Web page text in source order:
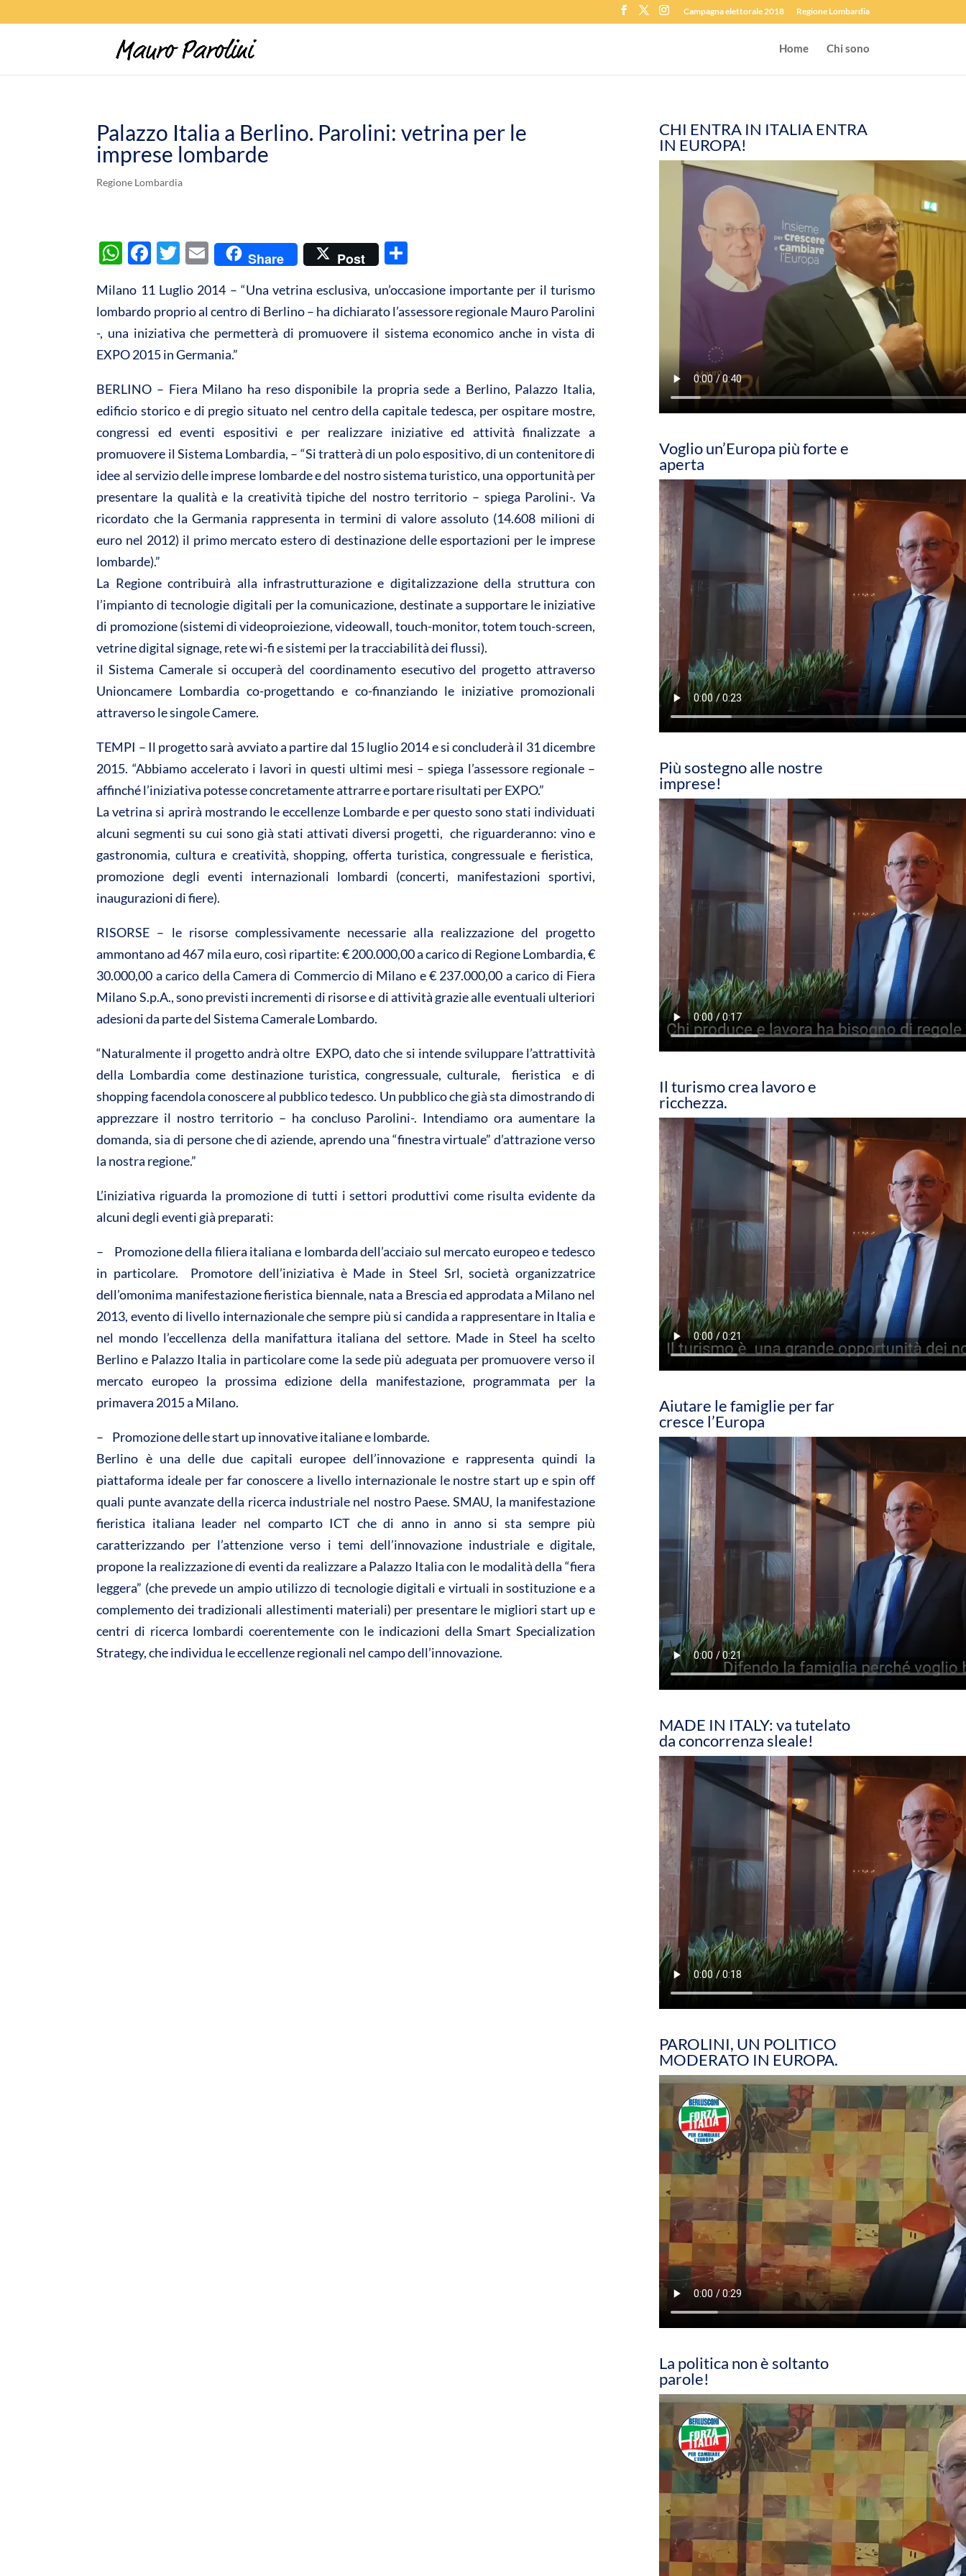
Campagna elettorale 2018 Regione Lombardia
Home Chi sono
Palazzo Italia a Berlino. Parolini: vetrina per le
imprese lombarde
Regione Lombardia
W
at
s
A
p
p
F
e
b
o
o
k
T
itt
er
E
ail
Share Post
n
di
vi
Milano 11 Luglio 2014 – “Una vetrina esclusiva, un’occasione importante per il turismo
lombardo proprio al centro di Berlino – ha dichiarato l’assessore regionale Mauro Parolini
-, una iniziativa che permetterà di promuovere il sistema economico anche in vista di
EXPO 2015 in Germania.”
BERLINO – Fiera Milano ha reso disponibile la propria sede a Berlino, Palazzo Italia,
edificio storico e di pregio situato nel centro della capitale tedesca, per ospitare mostre,
congressi ed eventi espositivi e per realizzare iniziative ed attività finalizzate a
promuovere il Sistema Lombardia, – “Si tratterà di un polo espositivo, di un contenitore di
idee al servizio delle imprese lombarde e del nostro sistema turistico, una opportunità per
presentare la qualità e la creatività tipiche del nostro territorio – spiega Parolini-. Va
ricordato che la Germania rappresenta in termini di valore assoluto (14.608 milioni di
euro nel 2012) il primo mercato estero di destinazione delle esportazioni per le imprese
lombarde).”
La Regione contribuirà alla infrastrutturazione e digitalizzazione della struttura con
l’impianto di tecnologie digitali per la comunicazione, destinate a supportare le iniziative
di promozione (sistemi di videoproiezione, videowall, touch-monitor, totem touch-screen,
vetrine digital signage, rete wi-fi e sistemi per la tracciabilità dei flussi).
il Sistema Camerale si occuperà del coordinamento esecutivo del progetto attraverso
Unioncamere Lombardia co-progettando e co-finanziando le iniziative promozionali
attraverso le singole Camere.
TEMPI – Il progetto sarà avviato a partire dal 15 luglio 2014 e si concluderà il 31 dicembre
2015. “Abbiamo accelerato i lavori in questi ultimi mesi – spiega l’assessore regionale –
affinché l’iniziativa potesse concretamente attrarre e portare risultati per EXPO.”
La vetrina si aprirà mostrando le eccellenze Lombarde e per questo sono stati individuati
alcuni segmenti su cui sono già stati attivati diversi progetti, che riguarderanno: vino e
gastronomia, cultura e creatività, shopping, offerta turistica, congressuale e fieristica,
promozione degli eventi internazionali lombardi (concerti, manifestazioni sportivi,
inaugurazioni di fiere).
RISORSE – le risorse complessivamente necessarie alla realizzazione del progetto
ammontano ad 467 mila euro, così ripartite: € 200.000,00 a carico di Regione Lombardia, €
30.000,00 a carico della Camera di Commercio di Milano e € 237.000,00 a carico di Fiera
Milano S.p.A., sono previsti incrementi di risorse e di attività grazie alle eventuali ulteriori
adesioni da parte del Sistema Camerale Lombardo.
“Naturalmente il progetto andrà oltre EXPO, dato che si intende sviluppare l’attrattività
della Lombardia come destinazione turistica, congressuale, culturale, fieristica e di
shopping facendola conoscere al pubblico tedesco. Un pubblico che già sta dimostrando di
apprezzare il nostro territorio – ha concluso Parolini-. Intendiamo ora aumentare la
domanda, sia di persone che di aziende, aprendo una “finestra virtuale” d’attrazione verso
la nostra regione.”
L’iniziativa riguarda la promozione di tutti i settori produttivi come risulta evidente da
alcuni degli eventi già preparati:
– Promozione della filiera italiana e lombarda dell’acciaio sul mercato europeo e tedesco
in particolare. Promotore dell’iniziativa è Made in Steel Srl, società organizzatrice
dell’omonima manifestazione fieristica biennale, nata a Brescia ed approdata a Milano nel
2013, evento di livello internazionale che sempre più si candida a rappresentare in Italia e
nel mondo l’eccellenza della manifattura italiana del settore. Made in Steel ha scelto
Berlino e Palazzo Italia in particolare come la sede più adeguata per promuovere verso il
mercato europeo la prossima edizione della manifestazione, programmata per la
primavera 2015 a Milano.
– Promozione delle start up innovative italiane e lombarde.
Berlino è una delle due capitali europee dell’innovazione e rappresenta quindi la
piattaforma ideale per far conoscere a livello internazionale le nostre start up e spin off
quali punte avanzate della ricerca industriale nel nostro Paese. SMAU, la manifestazione
fieristica italiana leader nel comparto ICT che di anno in anno si sta sempre più
caratterizzando per l’attenzione verso i temi dell’innovazione industriale e digitale,
propone la realizzazione di eventi da realizzare a Palazzo Italia con le modalità della “fiera
leggera” (che prevede un ampio utilizzo di tecnologie digitali e virtuali in sostituzione e a
complemento dei tradizionali allestimenti materiali) per presentare le migliori start up e
centri di ricerca lombardi coerentemente con le indicazioni della Smart Specialization
Strategy, che individua le eccellenze regionali nel campo dell’innovazione.
CHI ENTRA IN ITALIA ENTRA
IN EUROPA!
Voglio un’Europa più forte e
aperta
Più sostegno alle nostre
imprese!
Il turismo crea lavoro e
ricchezza.
Aiutare le famiglie per far
cresce l’Europa
MADE IN ITALY: va tutelato
da concorrenza sleale!
PAROLINI, UN POLITICO
MODERATO IN EUROPA.
La politica non è soltanto
parole!